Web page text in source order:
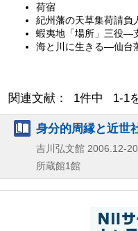
荷宿
紀州藩の天草集荷請負
蝦夷地「場所」三役—
海と川に生きる—仙台
関連文献： 1件中 1-1
身分的周縁と近世
吉川弘文館 2006.12-
所蔵館1館